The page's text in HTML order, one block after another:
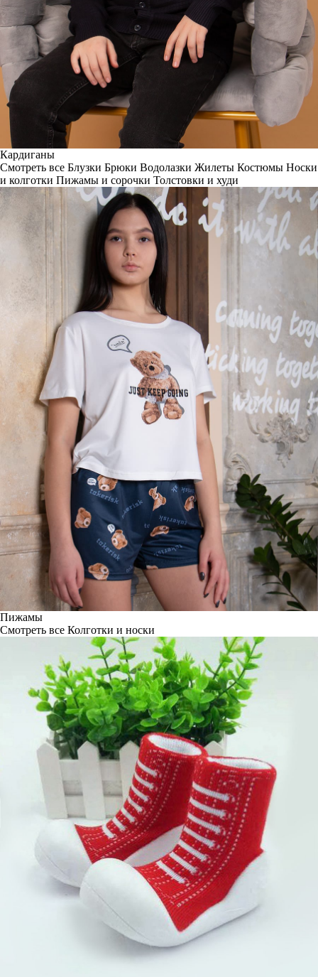
Кардиганы
Смотреть все Блузки Брюки Водолазки Жилеты Костюмы Носки
и колготки Пижамы и сорочки Толстовки и худи
Пижамы
Смотреть все Колготки и носки